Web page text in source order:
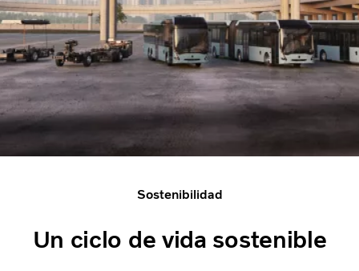
Sostenibilidad
Un ciclo de vida sostenible